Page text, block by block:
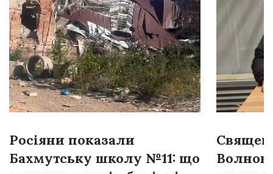
Росіяни показали
Бахмутську школу №11: що